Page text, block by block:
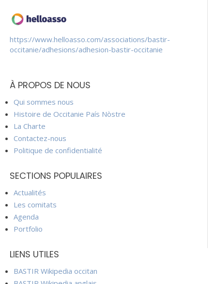
https://www.helloasso.com/associations/bastir-
occitanie/adhesions/adhesion-bastir-occitanie
À PROPOS DE NOUS
Qui sommes nous
Histoire de Occitanie País Nòstre
La Charte
Contactez-nous
Politique de confidentialité
SECTIONS POPULAIRES
Actualités
Les comitats
Agenda
Portfolio
LIENS UTILES
BASTIR Wikipedia occitan